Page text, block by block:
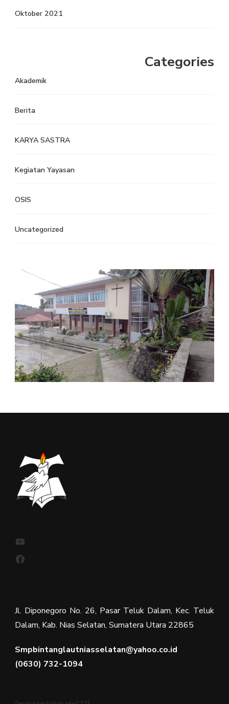
Oktober 2021
Categories
Akademik
Berita
KARYA SASTRA
Kegiatan Yayasan
OSIS
Uncategorized
Jl. Diponegoro No. 26, Pasar Teluk Dalam, Kec. Teluk
Dalam, Kab. Nias Selatan, Sumatera Utara 22865
Smpbintanglautniasselatan@yahoo.co.id
(0630) 732-1094